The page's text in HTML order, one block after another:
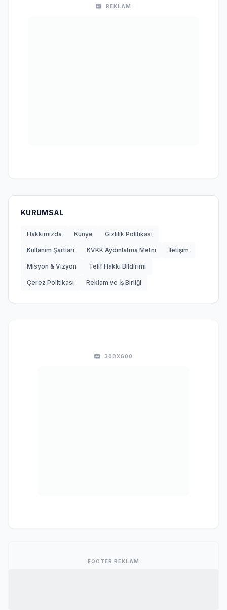
REKLAM
KURUMSAL
Hakkımızda Künye Gizlilik Politikası
Kullanım Şartları KVKK Aydınlatma Metni İletişim
Misyon & Vizyon Telif Hakkı Bildirimi
Çerez Politikası Reklam ve İş Birliği
300X600
FOOTER REKLAM